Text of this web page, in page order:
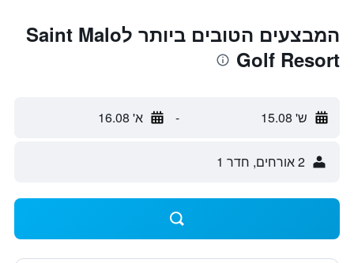
המבצעים הטובים ביותר לSaint Malo
Golf Resort
ש' 15.08 - א' 16.08
2 אורחים, חדר 1